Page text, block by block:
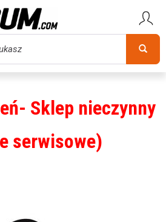
Sklep nieczynny
serwisowe)